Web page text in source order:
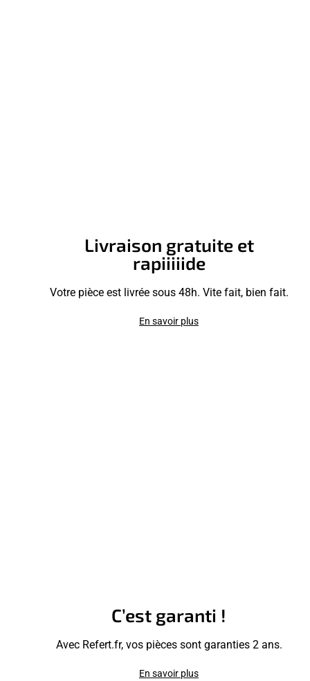
Livraison gratuite et
rapiiiiide
Votre pièce est livrée sous 48h. Vite fait, bien fait.
En savoir plus
C’est garanti !
Avec Refert.fr, vos pièces sont garanties 2 ans.
En savoir plus